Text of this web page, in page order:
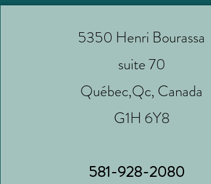
5350 Henri Bourassa
suite 70
Québec,Qc, Canada
G1H 6Y8
581-928-2080